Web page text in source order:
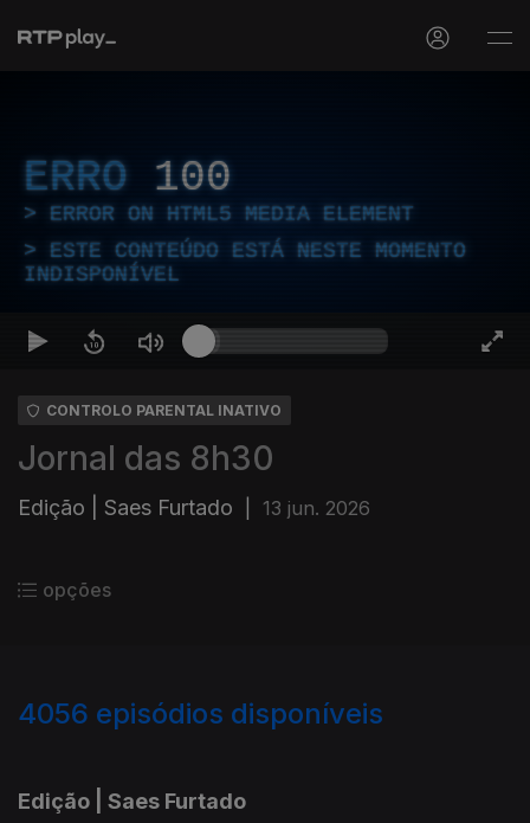
ERRO 100
ERROR ON HTML5 MEDIA ELEMENT
ESTE CONTEÚDO ESTÁ NESTE MOMENTO
INDISPONÍVEL
CONTROLO PARENTAL INATIVO
Jornal das 8h30
Edição | Saes Furtado 13 jun. 2026
opções
4056 episódios disponíveis
Edição | Saes Furtado